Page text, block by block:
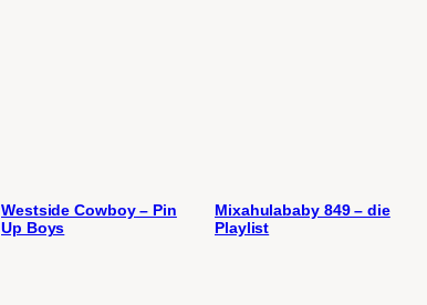
Westside Cowboy – Pin
Up Boys
Mixahulababy 849 – die
Playlist